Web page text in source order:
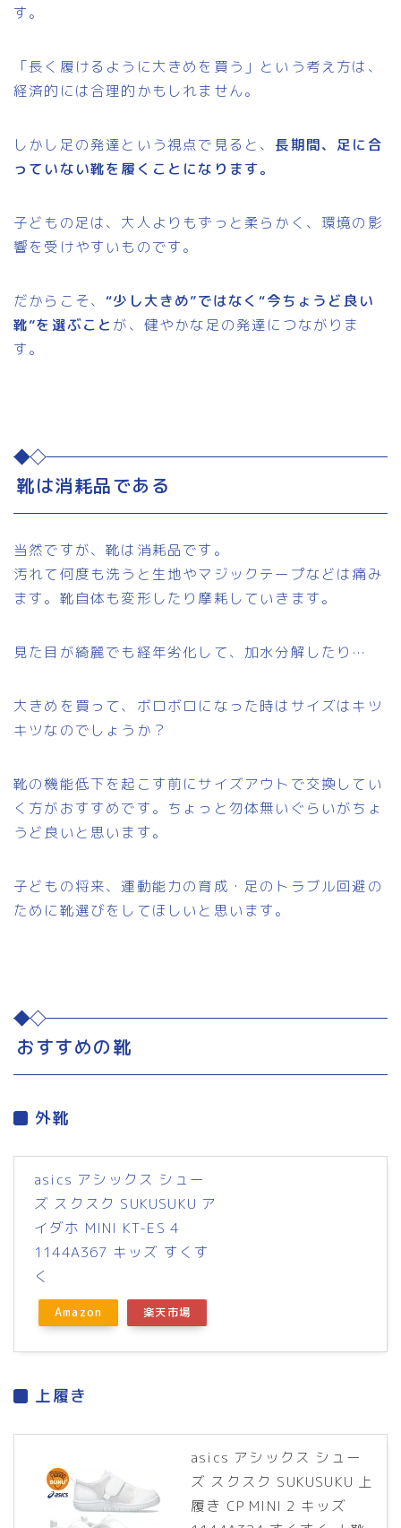
す。
「長く履けるように大きめを買う」という考え方は、
経済的には合理的かもしれません。
しかし足の発達という視点で見ると、 長期間、足に合
っていない靴を履くことになります。
子どもの足は、大人よりもずっと柔らかく、環境の影
響を受けやすいものです。
だからこそ、“少し大きめ”ではなく“今ちょうど良い
靴”を選ぶこと が、健やかな足の発達につながりま
す。
靴は消耗品である
当然ですが、靴は消耗品です。
汚れて何度も洗うと生地やマジックテープなどは痛み
ます。靴自体も変形したり摩耗していきます。
見た目が綺麗でも経年劣化して、加水分解したり…
大きめを買って、ボロボロになった時はサイズはキツ
キツなのでしょうか？
靴の機能低下を起こす前にサイズアウトで交換してい
く方がおすすめです。ちょっと勿体無いぐらいがちょ
うど良いと思います。
子どもの将来、運動能力の育成・足のトラブル回避の
ために靴選びをしてほしいと思います。
おすすめの靴
外靴
asics アシックス シュー
ズ スクスク SUKUSUKU ア
イダホ MINI KT-ES 4
1144A367 キッズ すくす
く
Amazon 楽天市場
上履き
asics アシックス シュー
ズ スクスク SUKUSUKU 上
履き CP MINI 2 キッズ